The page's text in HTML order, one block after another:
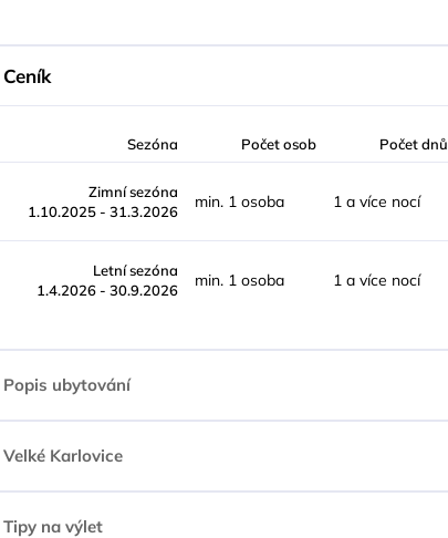
Ceník
Sezóna Počet osob Počet dnů
Zimní sezóna
1.10.2025 - 31.3.2026
min. 1 osoba 1 a více nocí
Letní sezóna
1.4.2026 - 30.9.2026
min. 1 osoba 1 a více nocí
Popis ubytování
Velké Karlovice
Tipy na výlet